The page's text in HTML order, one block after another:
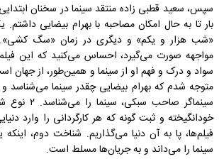
سپس، سعید قطبی زاده منتقد سینما در سخنان
بار تا به حال امکان مصاحبه با بهرام بیضایی
«شب هزار و یکم» و دیگری در زمان «سگ کشی».
مواجهه صورت می‌گیرد، احساس می‌کنید که این
متوجه شدم که بهرام بیضایی چقدر سینما
سینماگر صاحب
خودانگیخته و ثبت گونه که هر کارگردانی را وارد
فیلم‌ها، پا به آن دنیا می‌گذاریم. شناخت دوم،
سینما را می‌داند و به جریان‌ها مسلط است.